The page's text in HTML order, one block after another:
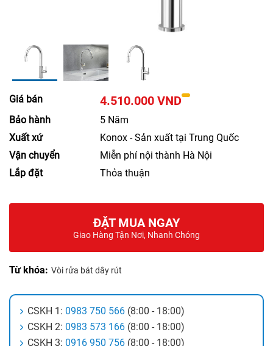
Giá bán 4.510.000 VND
Bảo hành
5 Năm
Xuất xứ
Konox - Sản xuất tại Trung Quốc
Vận chuyển
Miễn phí nội thành Hà Nội
Lắp đặt
Thỏa thuận
ĐẶT MUA NGAY
Giao Hàng Tận Nơi, Nhanh Chóng
Từ khóa: Vòi rửa bát dây rút
CSKH 1: 0983 750 566 (8:00 - 18:00)
CSKH 2: 0983 573 166 (8:00 - 18:00)
CSKH 3: 0916 950 756 (8:00 - 18:00)